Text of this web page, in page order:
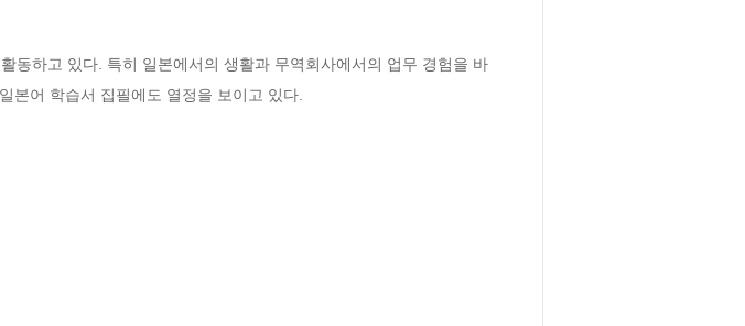
동하고 있다. 특히 일본에서의 생활과 무역회사에서의 업무 경험을 바
본어 학습서 집필에도 열정을 보이고 있다.